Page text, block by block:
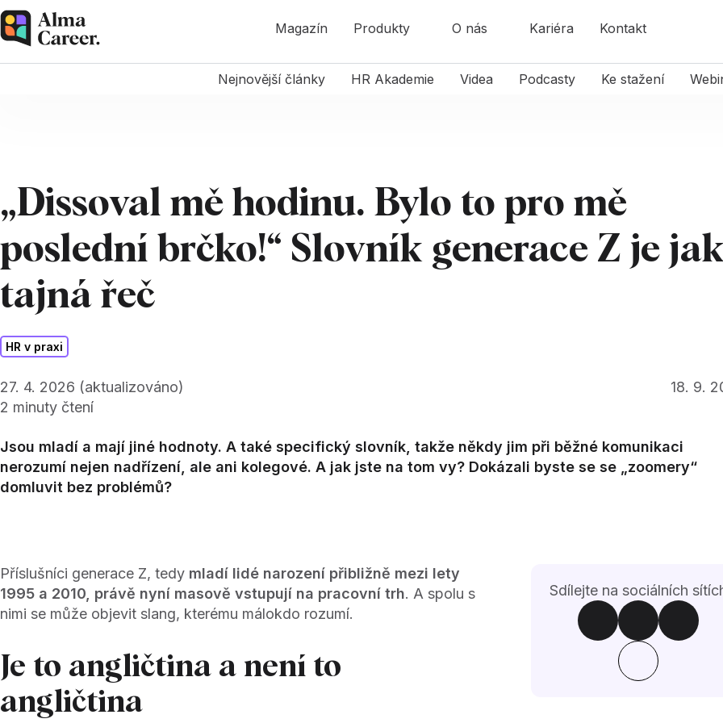
Magazín Produkty O nás Kariéra Kontakt
Nejnovější články HR Akademie Videa Podcasty Ke stažení
„Dissoval mě hodinu. Bylo to pro mě
poslední brčko!“ Slovník generace Z je
tajná řeč
HR v praxi
27. 4. 2026 (aktualizováno)
18. 9.
2 minuty čtení
Jsou mladí a mají jiné hodnoty. A také specifický slovník, takže někdy jim při běžné komunikaci
nerozumí nejen nadřízení, ale ani kolegové. A jak jste na tom vy? Dokázali byste se se „zoomery“
domluvit bez problémů?
Příslušníci generace Z, tedy mladí lidé narození přibližně mezi lety
1995 a 2010, právě nyní masově vstupují na pracovní trh. A spolu s
nimi se může objevit slang, kterému málokdo rozumí.
Je to angličtina a není to
angličtina
Sdílejte na sociálních